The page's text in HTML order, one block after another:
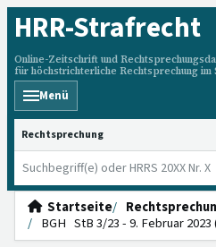
HRR-Strafrecht
Online-Zeitschrift und
für höchstrichterliche Rechtsprechung im
Menü
HRRS durchsuchen
Startseite
BGH StB 3/23 - 9. Februar 2023